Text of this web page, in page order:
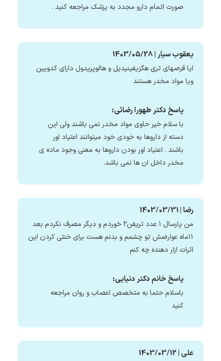
صورت اتمام دارو مجدد به پزشک مراجعه کنید .
یعقوب سیار | 1403/05/28
ایا قرصهای تری هگزیفینیدیل و هالوپریدول دارای کدویین
ویا مواد مخدر هستند
پاسخ دکتر طهورا رضائی:
با سلام خیر حاوی مواد مخدر نمی باشند ولی این
دسته از داروها به خودی خود میتوانند اعتیاد اور
باشند . اعتیاد اور بودن داروها به معنی وجود ماده ی
مخدر داخل ان ها نمی باشد.
رضا | 1403/03/31
من پارسال ۱ عدد تریفن۲ خوردم و دیگر مصرف نکردم بعد
۱۱ماه عوارضش تو چشمم و بدنم هست برای خنثی کردن این
اثرات ازار دهنده چه کنم
پاسخ خانم دکتر دنیایی:
باسلام حتما به متخصص اعصاب و روان مراجعه
کنید
علی | 1403/03/12